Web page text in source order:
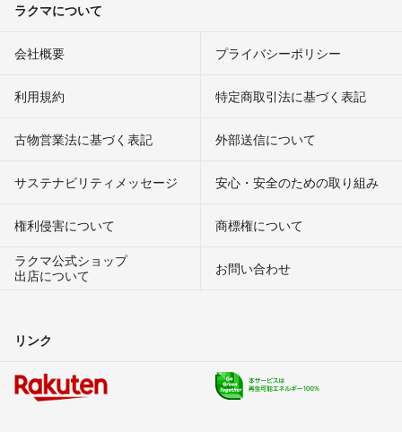
ラクマについて
会社概要 プライバシーポリシー
利用規約 特定商取引法に基づく表記
古物営業法に基づく表記 外部送信について
サステナビリティメッセージ 安心・安全のための取り組み
権利侵害について
商標権について
ラクマ公式ショップ
出店について
お問い合わせ
リンク